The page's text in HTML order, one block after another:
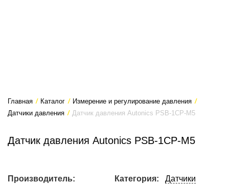
Главная / Каталог / Измерение и регулирование давления /
Датчики давления / Датчик давления Autonics PSB-1CP-M5
Датчик давления Autonics PSB-1CP-M5
Производитель:
Категория:
Датчики